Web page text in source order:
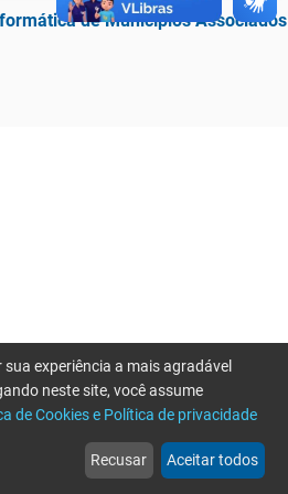
de Municípios Associados
web
Notícias
more_horiz
Mais
experiência a mais agradável
neste site, você assume
de Cookies e Política de privacidade
Recusar Aceitar todos
por favor tente novamente